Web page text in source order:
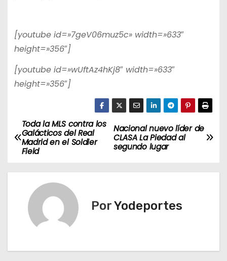
[youtube id=»7geV06muz5c» width=»633″
height=»356″]
[youtube id=»wUftAz4hKj8″ width=»633″
height=»356″]
N
a
v
Nacional nuevo líder de
CLASA La Piedad al
segundo lugar
Toda la MLS contra los
Galácticos del Real
Madrid en el Soldier
Field
PorYodeportes